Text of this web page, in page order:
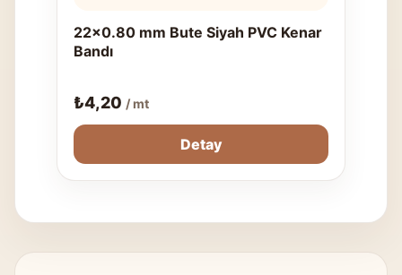
22x0.80 mm Bute Siyah PVC Kenar
Bandı
₺4,20 / mt
Detay